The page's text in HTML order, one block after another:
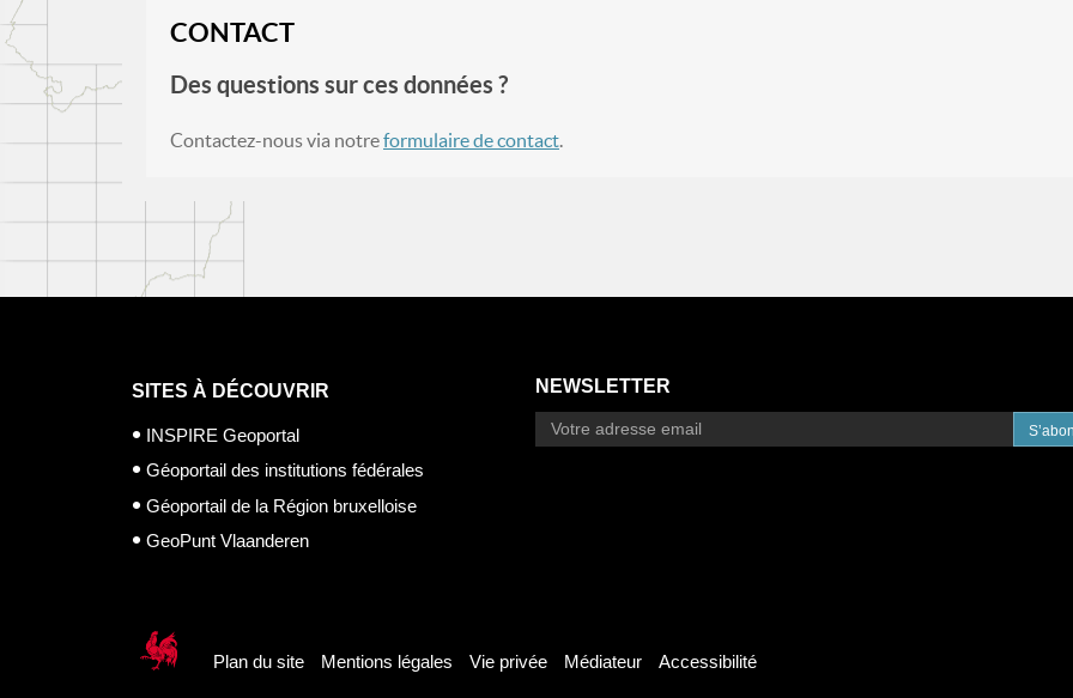
CONTACT
Des questions sur ces données ?
Contactez-nous via notreformulaire de contact.
SITES À DÉCOUVRIR
INSPIRE Geoportal
Géoportail des institutions fédérales
Géoportail de la Région bruxelloise
GeoPunt Vlaanderen
NEWSLETTER
Plan du site Mentions légales Vie privée Médiateur Accessibilité